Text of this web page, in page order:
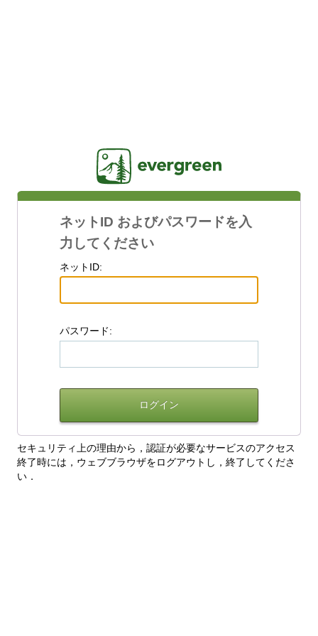
ネットID およびパスワードを入
力してください
ネットID:
パスワード:
セキュリティ上の理由から，認証が必要なサービスのアクセス
終了時には，ウェブブラウザをログアウトし，終了してくださ
い．